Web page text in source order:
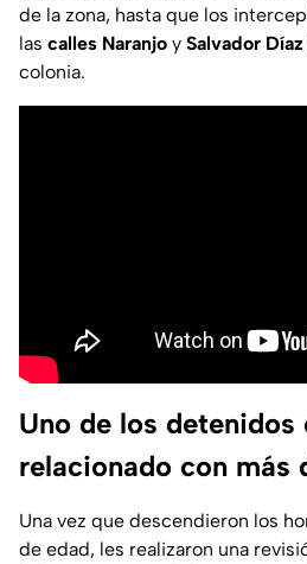
de la zona, hasta que los
las calles Naranjo y Salvador
colonia.
Uno de los detenidos
relacionado con más
Una vez que descendieron los
de edad, les realizaron una